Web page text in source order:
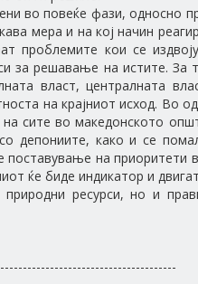
во повеќе фази, односно
мера и на кој начин
проблемите кои се
за решавање на истите. За
власт, централната
на крајниот исход. Во
сите во македонското
депониите, како и се
поставување на приоритети
ќе биде индикатор и
ресурси, но и